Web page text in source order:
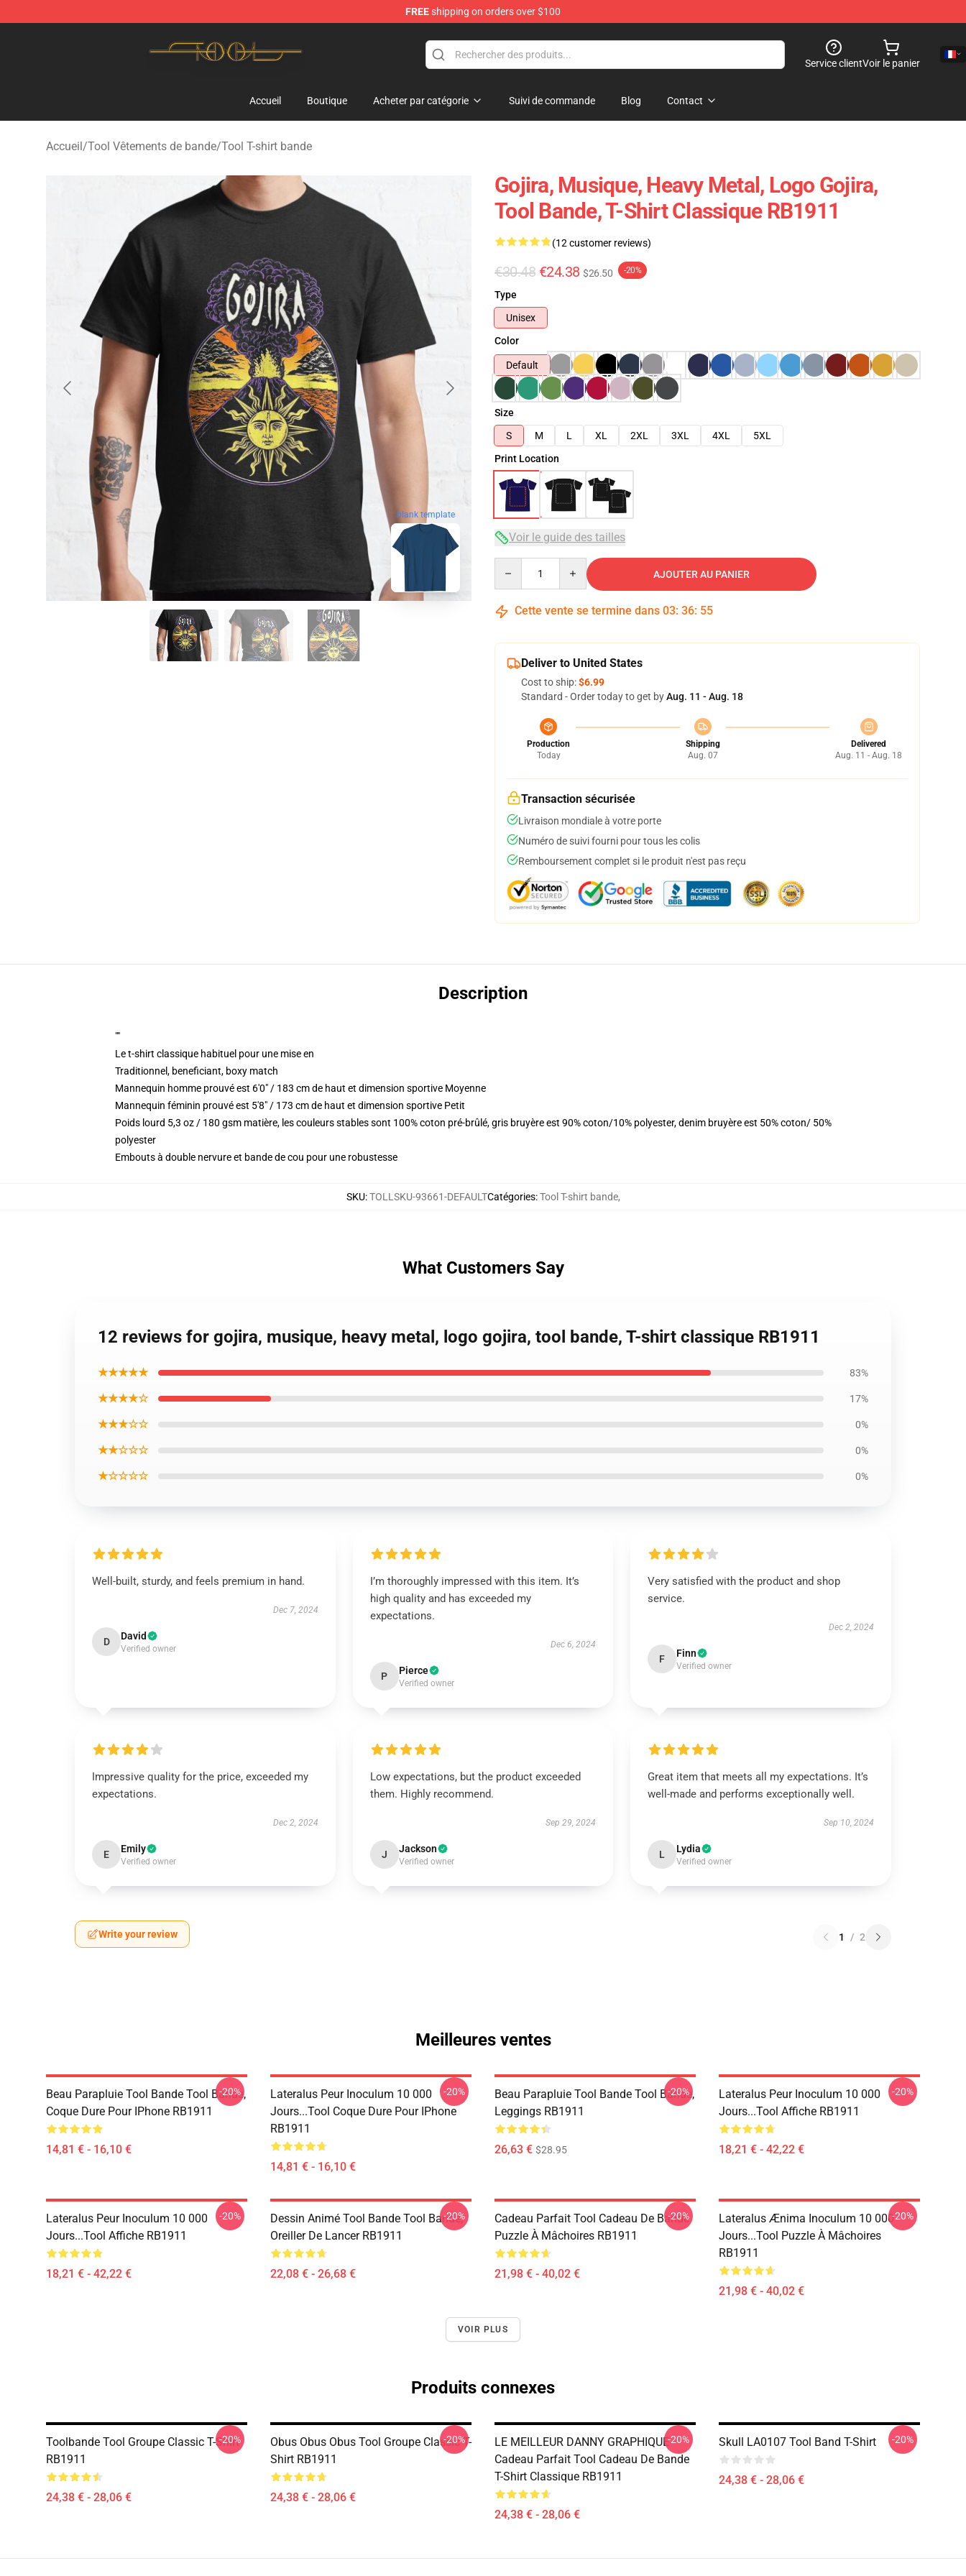
FREEshipping on orders over $100
Service clientVoir le panier
Accueil Boutique Acheter par catégorie Suivi de commande Blog Contact
Accueil/Tool Vêtements de bande/Tool T-shirt bande
blank template
Gojira, Musique, Heavy Metal, Logo Gojira,
Tool Bande, T-Shirt Classique RB1911
(12 customer reviews)
€30.48 €24.38 $26.50 -20%
Type
Unisex
Color
Default
Size
S
M L XL 2XL 3XL 4XL
5XL
Print Location
Voir le guide des tailles
AJOUTER AU PANIER
Cette vente se termine dans 03: 36: 54
Deliver to United States
Cost to ship:$6.99
Standard - Order today to get byAug. 11 - Aug. 18
Production
Today
Shipping
Aug. 07
Delivered
Aug. 11 - Aug. 18
Transaction sécurisée
Livraison mondiale à votre porte
Numéro de suivi fourni pour tous les colis
Remboursement complet si le produit n'est pas reçu
Description
""
Le t-shirt classique habituel pour une mise en
Traditionnel, beneficiant, boxy match
Mannequin homme prouvé est 6'0" / 183 cm de haut et dimension sportive Moyenne
Mannequin féminin prouvé est 5'8" / 173 cm de haut et dimension sportive Petit
Poids lourd 5,3 oz / 180 gsm matière, les couleurs stables sont 100% coton pré-brûlé, gris bruyère est 90% coton/10% polyester, denim bruyère est 50% coton/ 50%
polyester
Embouts à double nervure et bande de cou pour une robustesse
SKU:TOLLSKU-93661-DEFAULTCatégories:Tool T-shirt bande,
What Customers Say
12 reviews for gojira, musique, heavy metal, logo gojira, tool bande, T-shirt classique RB1911
★★★★★ 83%
★★★★☆ 17%
★★★☆☆ 0%
★★☆☆☆ 0%
★☆☆☆☆ 0%
Well-built, sturdy, and feels premium in hand.
Dec 7, 2024
D David
Verified owner
I’m thoroughly impressed with this item. It’s
high quality and has exceeded my
expectations.
Dec 6, 2024
P Pierce
Verified owner
Very satisfied with the product and shop
service.
Dec 2, 2024
F Finn
Verified owner
Impressive quality for the price, exceeded my
expectations.
Dec 2, 2024
E Emily
Verified owner
Low expectations, but the product exceeded
them. Highly recommend.
Sep 29, 2024
J Jackson
Verified owner
Great item that meets all my expectations. It’s
well-made and performs exceptionally well.
Sep 10, 2024
L Lydia
Verified owner
Write your review 1 / 2
Meilleures ventes
Beau Parapluie Tool Bande Tool Bande,
Coque Dure Pour IPhone RB1911
14,81 € - 16,10 €
-20%
Lateralus Peur Inoculum 10 000
Jours...tool Coque Dure Pour IPhone
RB1911
14,81 € - 16,10 €
-20%
Beau Parapluie Tool Bande Tool Bande,
Leggings RB1911
26,63 € $28.95
-20%
Lateralus Peur Inoculum 10 000
Jours...tool Affiche RB1911
18,21 € - 42,22 €
-20%
Lateralus Peur Inoculum 10 000
Jours...tool Affiche RB1911
18,21 € - 42,22 €
-20%
Dessin Animé Tool Bande Tool Bande,
Oreiller De Lancer RB1911
22,08 € - 26,68 €
-20%
Cadeau Parfait Tool Cadeau De Bande
Puzzle À Mâchoires RB1911
21,98 € - 40,02 €
-20%
Lateralus Ænima Inoculum 10 000
Jours...tool Puzzle À Mâchoires
RB1911
21,98 € - 40,02 €
-20%
VOIR PLUS
Produits connexes
Toolbande Tool Groupe Classic T-Shirt
RB1911
24,38 € - 28,06 €
-20%
Obus Obus Obus Tool Groupe Classic T-
Shirt RB1911
24,38 € - 28,06 €
-20%
LE MEILLEUR DANNY GRAPHIQUE
Cadeau Parfait Tool Cadeau De Bande
T-Shirt Classique RB1911
24,38 € - 28,06 €
-20% Skull LA0107 Tool Band T-Shirt
24,38 € - 28,06 €
-20%